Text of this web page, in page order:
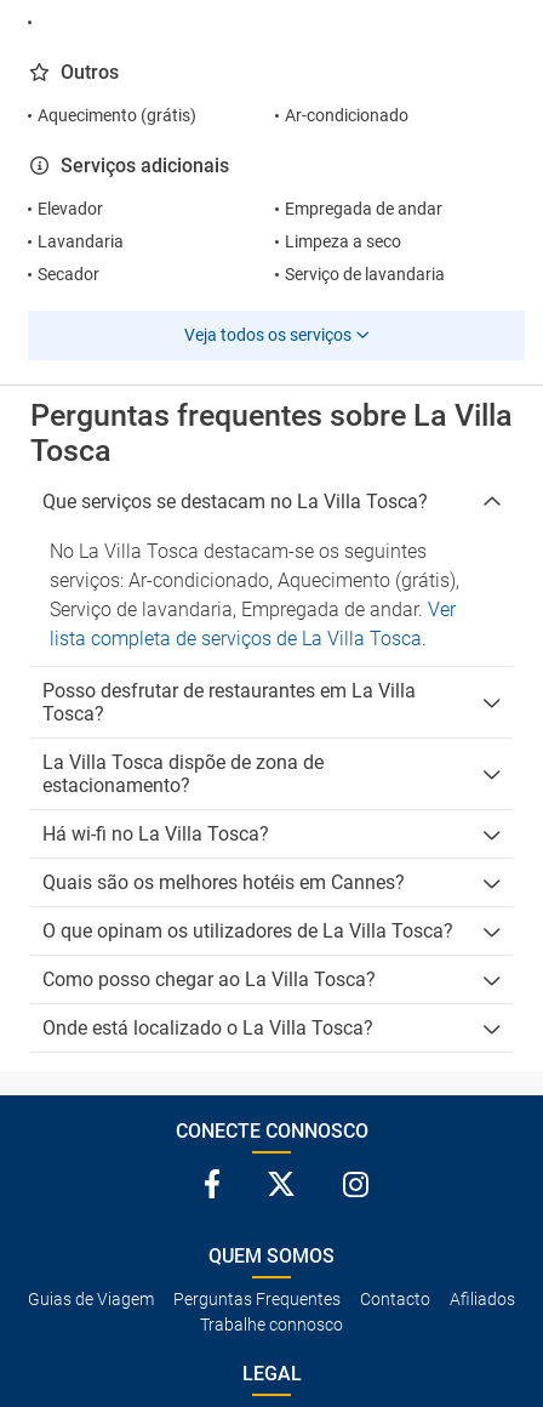
Outros
Aquecimento (grátis) Ar-condicionado
Serviços adicionais
Elevador
Empregada de andar
Lavandaria
Limpeza a seco
Secador
Serviço de lavandaria
Veja todos os serviços
Perguntas frequentes sobre La Villa
Tosca
Que serviços se destacam no La Villa Tosca?
No La Villa Tosca destacam-se os seguintes
serviços: Ar-condicionado, Aquecimento (grátis),
Serviço de lavandaria, Empregada de andar. Ver
lista completa de serviços de La Villa Tosca.
Posso desfrutar de restaurantes em La Villa
Tosca?
La Villa Tosca dispõe de zona de
estacionamento?
Há wi-fi no La Villa Tosca?
Quais são os melhores hotéis em Cannes?
O que opinam os utilizadores de La Villa Tosca?
Como posso chegar ao La Villa Tosca?
Onde está localizado o La Villa Tosca?
CONECTE CONNOSCO
QUEM SOMOS
Guias de Viagem Perguntas Frequentes Contacto
Afiliados
Trabalhe connosco
LEGAL